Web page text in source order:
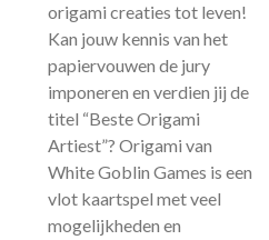
origami creaties tot leven!
Kan jouw kennis van het
papiervouwen de jury
imponeren en verdien jij de
titel “Beste Origami
Artiest”? Origami van
White Goblin Games is een
vlot kaartspel met veel
mogelijkheden en